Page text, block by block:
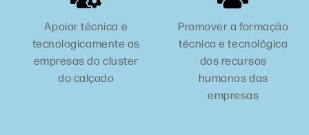
Apoiar técnica e
tecnologicamente as
empresas do cluster
do calçado
Promover a formação
técnica e tecnológica
dos recursos
humanos das
empresas